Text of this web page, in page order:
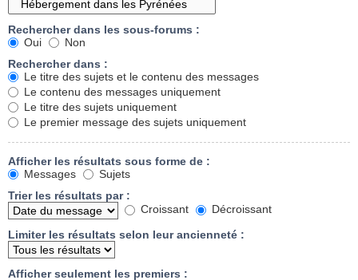
Rechercher dans les sous-forums :
Oui
Non
Rechercher dans :
Le titre des sujets et le contenu des messages
Le contenu des messages uniquement
Le titre des sujets uniquement
Le premier message des sujets uniquement
Afficher les résultats sous forme de :
Messages
Sujets
Trier les résultats par :
Croissant
Décroissant
Limiter les résultats selon leur ancienneté :
Afficher seulement les premiers :